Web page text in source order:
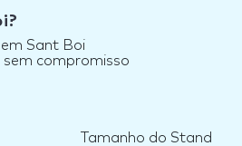
Sant Boi
sem compromisso
Tamanho do Stand